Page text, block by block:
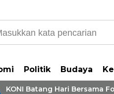
Politik Budaya
Batang Hari Bersama Forki